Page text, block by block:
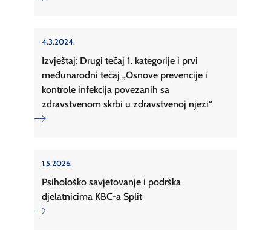
4.3.2024.
Izvještaj: Drugi tečaj 1. kategorije i prvi
međunarodni tečaj „Osnove prevencije i
kontrole infekcija povezanih sa
zdravstvenom skrbi u zdravstvenoj njezi“
1.5.2026.
Psihološko savjetovanje i podrška
djelatnicima KBC-a Split